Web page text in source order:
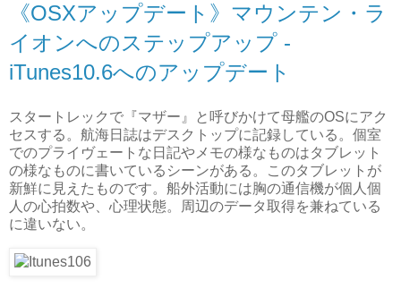
《OSXアップデート》マウンテン・ラ
イオンへのステップアップ -
iTunes10.6へのアップデート
スタートレックで『マザー』と呼びかけて母艦のOSにアク
セスする。航海日誌はデスクトップに記録している。個室
でのプライヴェートな日記やメモの様なものはタブレット
の様なものに書いているシーンがある。このタブレットが
新鮮に見えたものです。船外活動には胸の通信機が個人個
人の心拍数や、心理状態。周辺のデータ取得を兼ねている
に違いない。